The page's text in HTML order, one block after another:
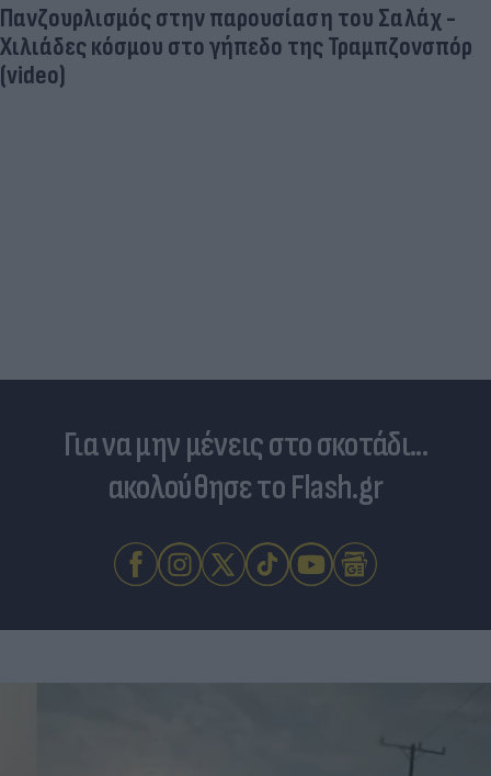
Πανζουρλισμός στην παρουσίαση του Σαλάχ -
Χιλιάδες κόσμου στο γήπεδο της Τραμπζονσπόρ
(video)
Για να μην μένεις στο σκοτάδι...
ακολούθησε το Flash.gr